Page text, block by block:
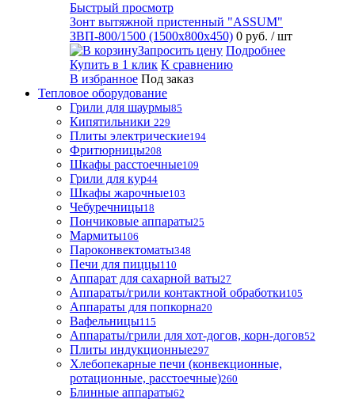
Быстрый просмотр
Зонт вытяжной пристенный "ASSUM"
ЗВП-800/1500 (1500х800х450) 0 руб. / шт
Запросить цену Подробнее
Купить в 1 клик К сравнению
В избранное Под заказ
Тепловое оборудование
Грили для шаурмы85
Кипятильники 229
Плиты электрические194
Фритюрницы208
Шкафы расстоечные109
Грили для кур44
Шкафы жарочные103
Чебуречницы18
Пончиковые аппараты25
Мармиты106
Пароконвектоматы348
Печи для пиццы110
Аппарат для сахарной ваты27
Аппараты/грили контактной обработки105
Аппараты для попкорна20
Вафельницы115
Аппараты/грили для хот-догов, корн-догов52
Плиты индукционные297
Хлебопекарные печи (конвекционные,
ротационные, расстоечные)260
Блинные аппараты62